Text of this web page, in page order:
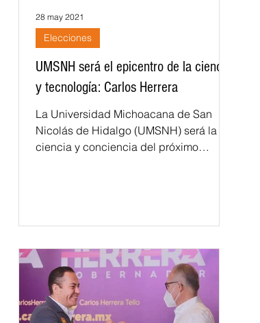
UMSNH será el epicentro de la ciencia
y tecnología: Carlos Herrera
La Universidad Michoacana de San
Nicolás de Hidalgo (UMSNH) será la
ciencia y conciencia del próximo
Elecciones
28 may 2021